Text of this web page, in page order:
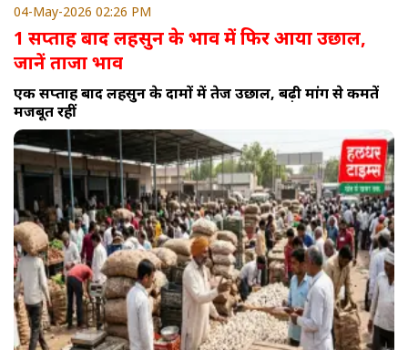
04-May-2026 02:26 PM
1 सप्ताह बाद लहसुन के भाव में फिर आया उछाल,
जानें ताजा भाव
एक सप्ताह बाद लहसुन के दामों में तेज उछाल, बढ़ी मांग से कीमतें
मजबूत रहीं